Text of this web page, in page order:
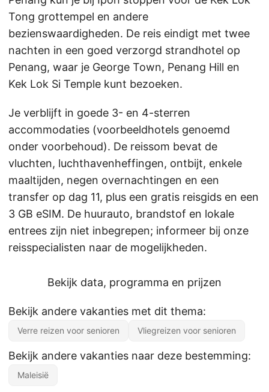
Tong grottempel en andere
bezienswaardigheden. De reis eindigt met twee
nachten in een goed verzorgd strandhotel op
Penang, waar je George Town, Penang Hill en
Kek Lok Si Temple kunt bezoeken.
Je verblijft in goede 3- en 4-sterren
accommodaties (voorbeeldhotels genoemd
onder voorbehoud). De reissom bevat de
vluchten, luchthavenheffingen, ontbijt, enkele
maaltijden, negen overnachtingen en een
transfer op dag 11, plus een gratis reisgids en een
3 GB eSIM. De huurauto, brandstof en lokale
entrees zijn niet inbegrepen; informeer bij onze
reisspecialisten naar de mogelijkheden.
Bekijk data, programma en prijzen
Bekijk andere vakanties met dit thema:
Verre reizen voor senioren Vliegreizen voor senioren
Bekijk andere vakanties naar deze bestemming:
Maleisië